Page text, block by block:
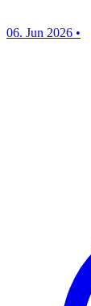
06. Jun 2026 •